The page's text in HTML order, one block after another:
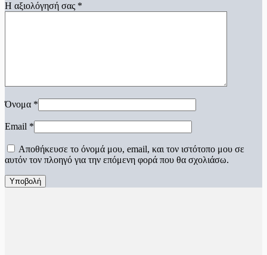
Η αξιολόγησή σας *
Όνομα *
Email *
Αποθήκευσε το όνομά μου, email, και τον ιστότοπο μου σε
αυτόν τον πλοηγό για την επόμενη φορά που θα σχολιάσω.